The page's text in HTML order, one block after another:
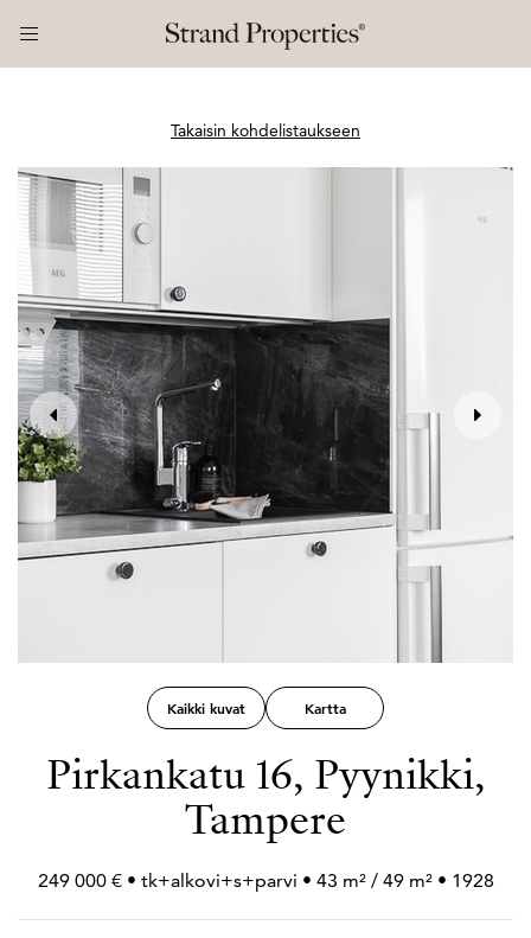
Takaisin kohdelistaukseen
Kaikki kuvat Kartta
Pirkankatu 16, Pyynikki,
Tampere
249 000 € • tk+alkovi+s+parvi • 43 m² / 49 m² • 1928